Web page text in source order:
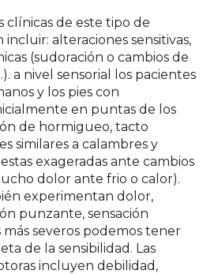
clínicas de este tipo de
alteraciones sensitivas,
(sudoración o cambios de
a nivel sensorial los pacientes
y los pies con
en puntas de los
de hormigueo, tacto
similares a calambres y
exageradas ante cambios
dolor ante frio o calor).
experimentan dolor,
punzante, sensación
más severos podemos tener
de la sensibilidad. Las
incluyen debilidad,